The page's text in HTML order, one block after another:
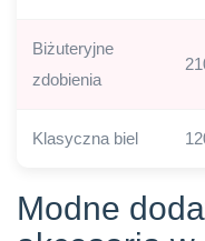
Biżuteryjne
zdobienia
Klasyczna biel
Modne